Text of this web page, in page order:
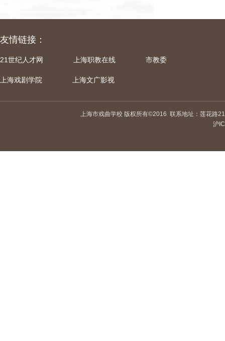
友情链接：
21世纪人才网 上海职教在线 市教委
上海戏剧学院 上海文广影视
上海市戏曲学校 版权所有©2016 联系地址：莲花路
沪